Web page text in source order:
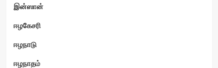
இன்ஸான்
ஈழகேசரி
ஈழநாடு
ஈழநாதம்